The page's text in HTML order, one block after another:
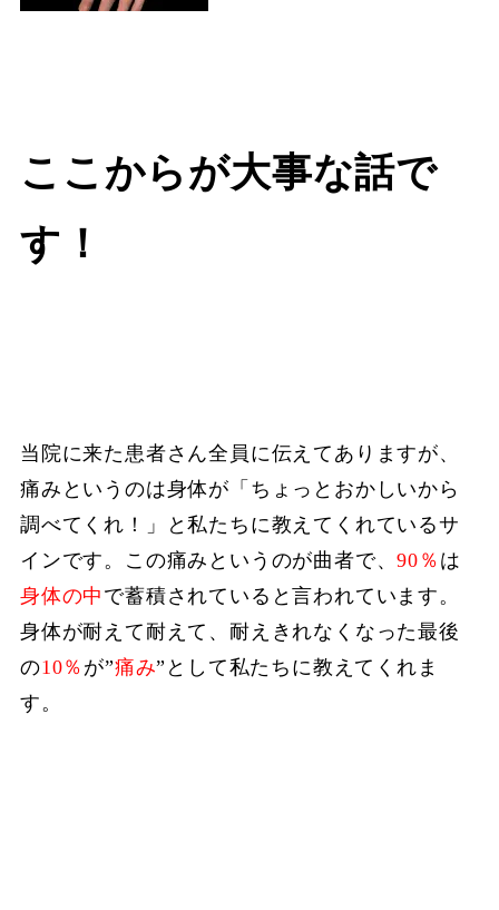
ここからが大事な話で
す！
当院に来た患者さん全員に伝えてありますが、
痛みというのは身体が「ちょっとおかしいから
調べてくれ！」と私たちに教えてくれているサ
インです。この痛みというのが曲者で、90％ は
身体の中 で蓄積されていると言われています。
身体が耐えて耐えて、耐えきれなくなった最後
の10％ が”痛み”として私たちに教えてくれま
す。